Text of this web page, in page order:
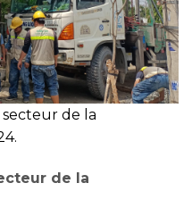
secteur de la
de la